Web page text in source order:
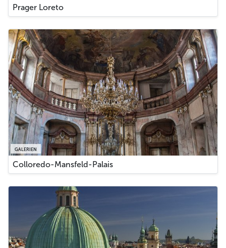
Prager Loreto
GALERIEN
Colloredo-Mansfeld-Palais